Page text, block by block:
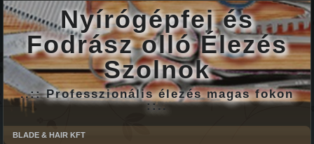
Nyírógépfej és
Fodrász olló Élezés
Szolnok
..:: Professzionális élezés magas fokon
::..
BLADE & HAIR KFT